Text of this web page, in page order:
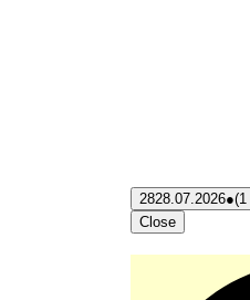
2828.07.2026●(1
Close